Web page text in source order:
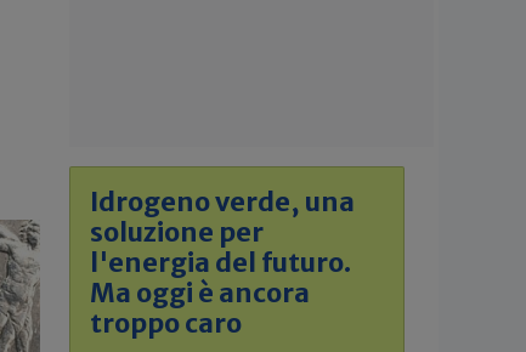
Idrogeno verde, una
soluzione per
l'energia del futuro.
Ma oggi è ancora
troppo caro